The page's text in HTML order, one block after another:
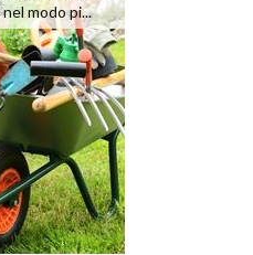
modo pi...